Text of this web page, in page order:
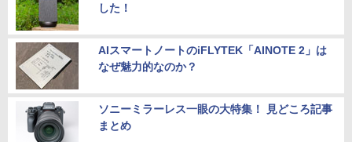
した！
AIスマートノートのiFLYTEK「AINOTE 2」は
なぜ魅力的なのか？
ソニーミラーレス一眼の大特集！ 見どころ記事
まとめ